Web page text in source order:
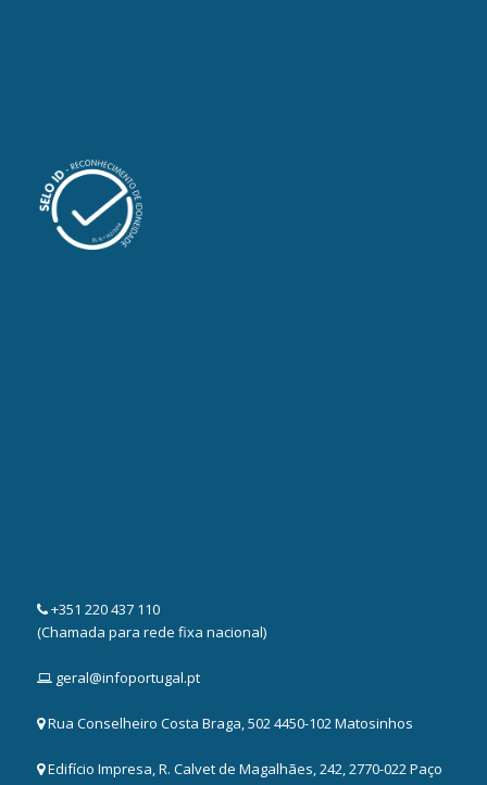
+351 220 437 110
(Chamada para rede fixa nacional)
geral@infoportugal.pt
Rua Conselheiro Costa Braga, 502 4450-102 Matosinhos
Edifício Impresa, R. Calvet de Magalhães, 242, 2770-022 Paço